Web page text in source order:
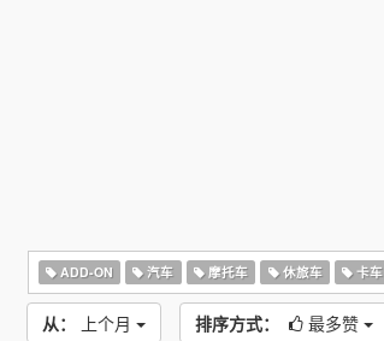
ADD-ON 汽车 摩托车 休旅车 卡车
从： 上个月 排序方式： 最多赞